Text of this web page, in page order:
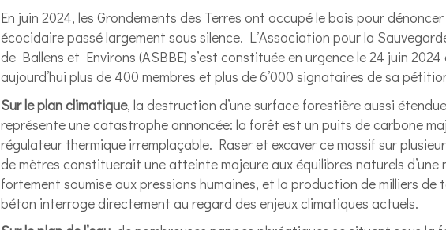
En juin 2024, les Grondements des Terres ont occupé le bois pour
écocidaire passé largement sous silence. L’Association pour la
de Ballens et Environs (ASBBE) s’est constituée en urgence le 24 juin
aujourd’hui plus de 400 membres et plus de 6’000 signataires de sa
Sur le plan climatique, la destruction d’une surface forestière aussi étendue
représente une catastrophe annoncée: la forêt est un puits de carbone
régulateur thermique irremplaçable. Raser et excaver ce massif sur
de mètres constituerait une atteinte majeure aux équilibres naturels d’une
fortement soumise aux pressions humaines, et la production de milliers de
béton interroge directement au regard des enjeux climatiques actuels.